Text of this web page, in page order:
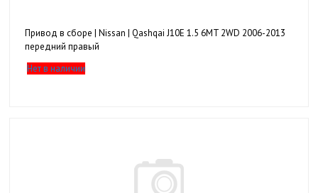
Привод в сборе | Nissan | Qashqai J10E 1.5 6MT 2WD 2006-2013
передний правый
Нет в наличии